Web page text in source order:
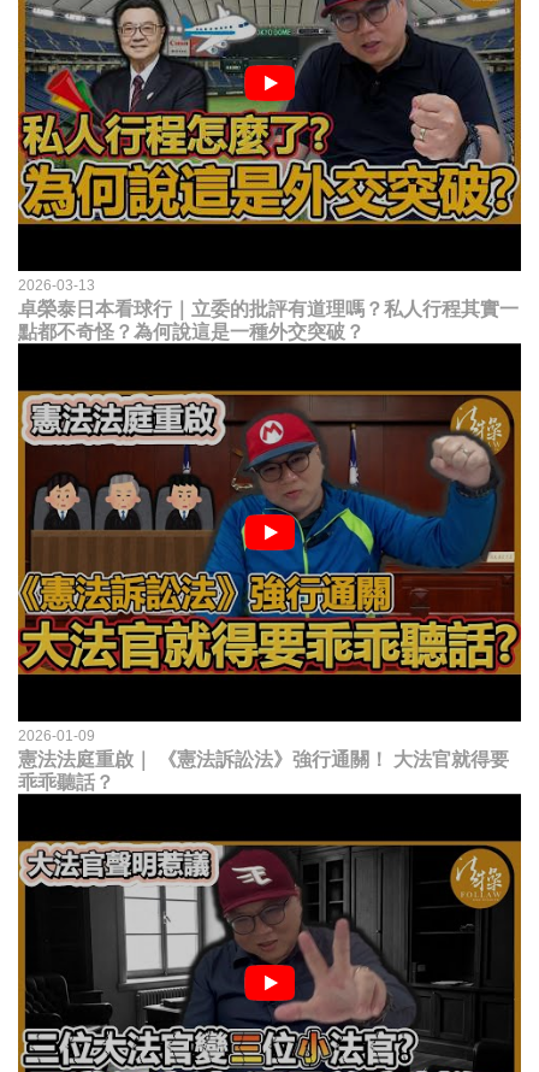
2026-03-13
卓榮泰日本看球行｜立委的批評有道理嗎？私人行程其實一
點都不奇怪？為何說這是一種外交突破？
2026-01-09
憲法法庭重啟｜ 《憲法訴訟法》強行通關！ 大法官就得要
乖乖聽話？